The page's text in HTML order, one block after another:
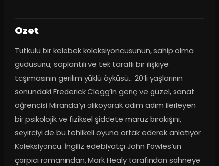
Ozet
Tutkulu bir kelebek koleksiyoncusunun, sahip olma
güdüsünü; saplantılı ve tek taraflı bir ilişkiye
taşımasının gerilim yüklü öyküsü… 20’li yaşlarının
sonundaki Frederick Clegg’in genç ve güzel, sanat
öğrencisi Miranda’yı alıkoyarak adım adım ilerleyen
bir psikolojik ve fiziksel şiddete maruz bırakışını,
seyirciyi de bu tehlikeli oyuna ortak ederek anlatıyor
Koleksiyoncu. İngiliz edebiyatçı John Fowles’un
çarpıcı romanından, Mark Healy tarafından sahneye